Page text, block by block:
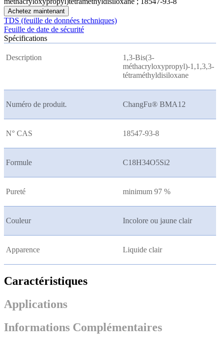
Achetez maintenant
TDS (feuille de données techniques)
Feuille de date de sécurité
Spécifications
Description
1,3-Bis(3-
méthacryloxypropyl)-1,1,3,3-
tétraméthyldisiloxane
Numéro de produit. ChangFu® BMA12
N° CAS 18547-93-8
Formule C18H34O5Si2
Pureté minimum 97 %
Couleur Incolore ou jaune clair
Apparence Liquide clair
Caractéristiques
Applications
Informations Complémentaires